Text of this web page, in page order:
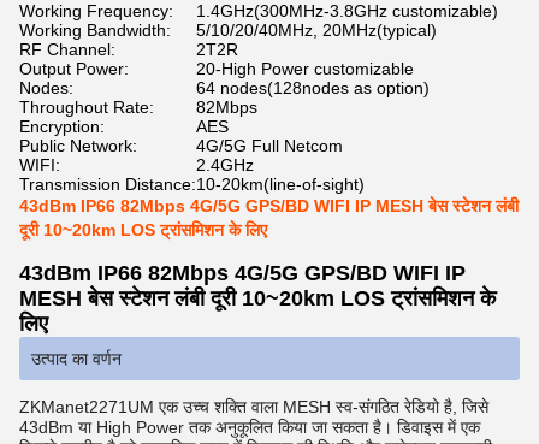
Working Frequency:
1.4GHz(300MHz-3.8GHz customizable)
Working Bandwidth:
5/10/20/40MHz, 20MHz(typical)
RF Channel:
2T2R
Output Power:
20-High Power customizable
Nodes:
64 nodes(128nodes as option)
Throughout Rate:
82Mbps
Encryption:
AES
Public Network:
4G/5G Full Netcom
WIFI:
2.4GHz
Transmission Distance:10-20km(line-of-sight)
43dBm IP66 82Mbps 4G/5G GPS/BD WIFI IP MESH बेस स्टेशन लंबी
दूरी 10~20km LOS ट्रांसमिशन के लिए
43dBm IP66 82Mbps 4G/5G GPS/BD WIFI IP
MESH बेस स्टेशन लंबी दूरी 10~20km LOS ट्रांसमिशन के
लिए
उत्पाद का वर्णन
ZKManet2271UM एक उच्च शक्ति वाला MESH स्व-संगठित रेडियो है, जिसे
43dBm या High Power तक अनुकूलित किया जा सकता है। डिवाइस में एक